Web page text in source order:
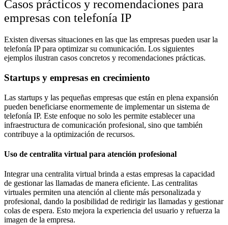
Casos prácticos y recomendaciones para
empresas con telefonía IP
Existen diversas situaciones en las que las empresas pueden usar la
telefonía IP para optimizar su comunicación. Los siguientes
ejemplos ilustran casos concretos y recomendaciones prácticas.
Startups y empresas en crecimiento
Las startups y las pequeñas empresas que están en plena expansión
pueden beneficiarse enormemente de implementar un sistema de
telefonía IP. Este enfoque no solo les permite establecer una
infraestructura de comunicación profesional, sino que también
contribuye a la optimización de recursos.
Uso de centralita virtual para atención profesional
Integrar una centralita virtual brinda a estas empresas la capacidad
de gestionar las llamadas de manera eficiente. Las centralitas
virtuales permiten una atención al cliente más personalizada y
profesional, dando la posibilidad de redirigir las llamadas y gestionar
colas de espera. Esto mejora la experiencia del usuario y refuerza la
imagen de la empresa.